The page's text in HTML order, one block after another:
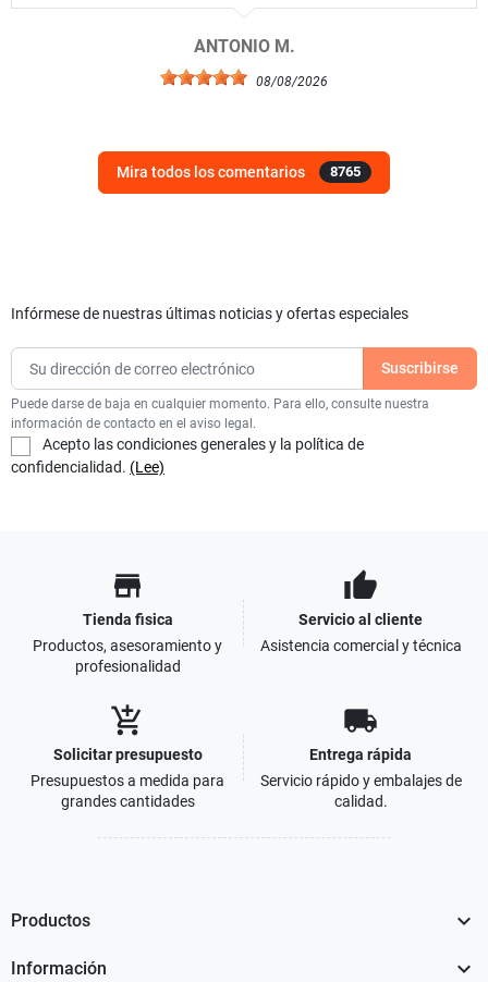
ANTONIO M.
08/08/2026
Mira todos los comentarios 8765
Infórmese de nuestras últimas noticias y ofertas especiales
Puede darse de baja en cualquier momento. Para ello, consulte nuestra
información de contacto en el aviso legal.
Acepto las condiciones generales y la política de
confidencialidad. (Lee)
store
Tienda fisica
Productos, asesoramiento y
profesionalidad
thumb_up
Servicio al cliente
Asistencia comercial y técnica
add_shopping_cart
Solicitar presupuesto
Presupuestos a medida para
grandes cantidades
local_shipping
Entrega rápida
Servicio rápido y embalajes de
calidad.
Productos 
Información 